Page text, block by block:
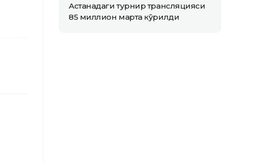
Астанадаги турнир трансляцияси
85 миллион марта кўрилди